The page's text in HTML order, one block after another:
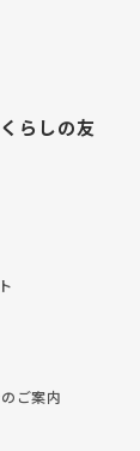
らしの友
ご案内